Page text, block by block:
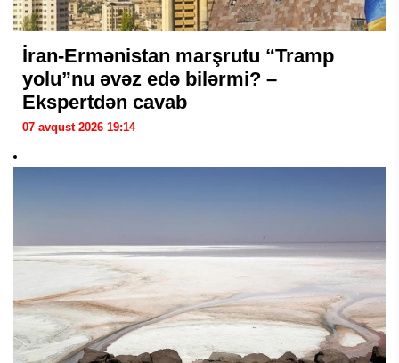
İran-Ermənistan marşrutu “Tramp
yolu”nu əvəz edə bilərmi? –
Ekspertdən cavab
07 avqust 2026 19:14